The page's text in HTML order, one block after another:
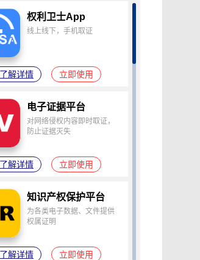
可
电子邮件认证平台
让电子邮件成为不
了解详情
权利卫士App
线上线下，手机取证
了解详情 立即使用
电子证据平台
对网络侵权内容即时取证，
防止证据灭失
了解详情 立即使用
知识产权保护平台
为各类电子数据、文件提供
权属证明
了解详情 立即使用